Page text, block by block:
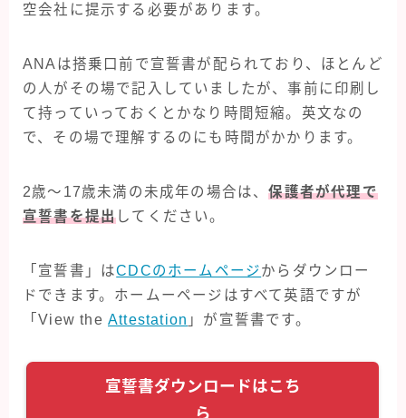
空会社に提示する必要があります。
ANAは搭乗口前で宣誓書が配られており、ほとんど
の人がその場で記入していましたが、事前に印刷し
て持っていっておくとかなり時間短縮。英文なの
で、その場で理解するのにも時間がかかります。
2歳〜17歳未満の未成年の場合は、保護者が代理で
宣誓書を提出 してください。
「宣誓書」はCDCのホームページからダウンロー
ドできます。ホームーページはすべて英語ですが
「View the Attestation 」が宣誓書です。
宣誓書ダウンロードはこち
ら